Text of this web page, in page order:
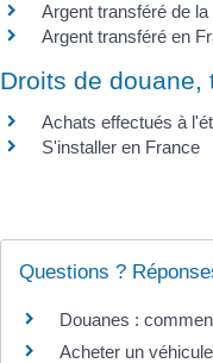
Argent transféré de
Argent transféré en
Droits de douane,
Achats effectués à
S'installer en France
Questions ?
Douanes :
Acheter un